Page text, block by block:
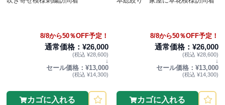
8/8から50％OFF予定！
通常価格：¥26,000
(税込 ¥28,600)
↓
セール価格：¥13,000
(税込 ¥14,300)
カゴに入れる
8/8から50％OFF予定！
通常価格：¥26,000
(税込 ¥28,600)
↓
セール価格：¥13,000
(税込 ¥14,300)
カゴに入れる